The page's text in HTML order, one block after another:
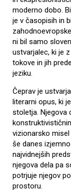
moderno dobo.
je v časopisih in
ni bil samo
ustvarjalec, ki je
tokove in jih
jeziku.
Čeprav je
literarni opus, ki
stoletja. Njegova
vizionarsko
še danes
najvidnejših
njegova dela pa
potrjuje njegov
prostoru.